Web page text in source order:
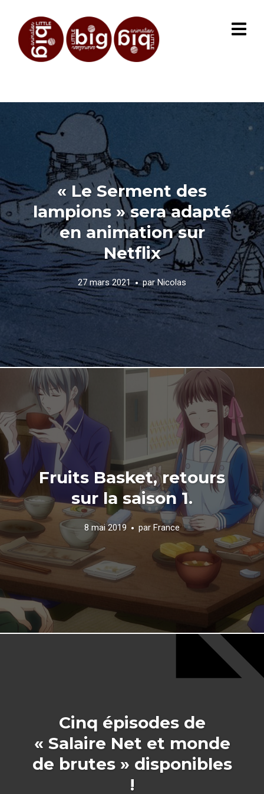
« Le Serment des
lampions » sera adapté
en animation sur
Netflix
27 mars 2021 parNicolas
Fruits Basket, retours
sur la saison 1.
8 mai 2019 par France
Cinq épisodes de
« Salaire Net et monde
de brutes » disponibles
!